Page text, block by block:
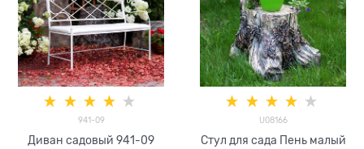
941-09
Диван садовый 941-09
U08166
Стул для сада Пень малый